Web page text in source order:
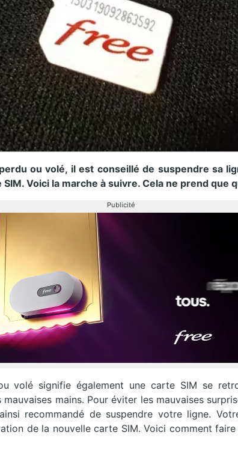
ou volé, il est conseillé de suspendre sa
SIM. Voici la marche à suivre. Cela ne prend que
Publicité
volé signifie également une carte SIM se
mains. Pour éviter les mauvaises
recommandé de suspendre votre ligne.
de la nouvelle carte SIM. Voici comment